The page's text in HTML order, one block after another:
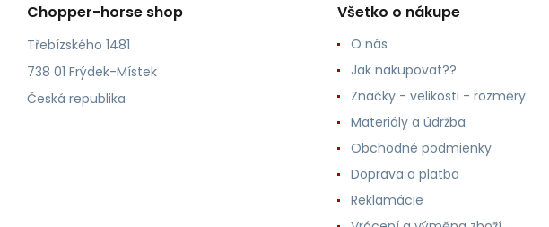
Chopper-horse shop
Třebízského 1481
738 01 Frýdek-Místek
Česká republika
Všetko o nákupe
O nás
Jak nakupovat??
Značky - velikosti - rozměry
Materiály a údržba
Obchodné podmienky
Doprava a platba
Reklamácie